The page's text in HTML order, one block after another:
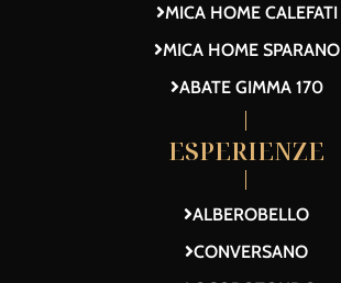
MICA HOME CALEFATI
MICA HOME SPARANO
ABATE GIMMA 170
ESPERIENZE
ALBEROBELLO
CONVERSANO